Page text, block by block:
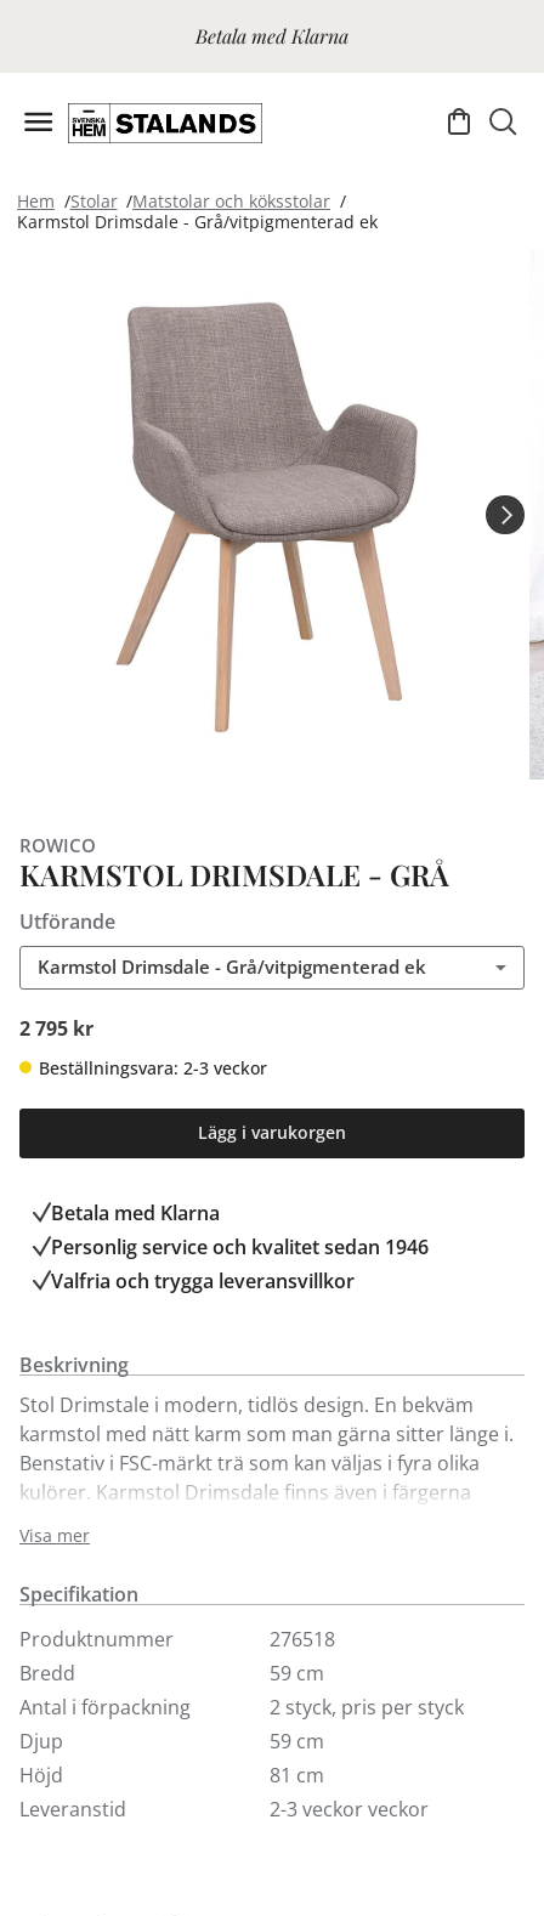
Betala med Klarna
Hem Stolar
Matstolar och köksstolar
Karmstol Drimsdale - Grå/vitpigmenterad ek
ROWICO
KARMSTOL DRIMSDALE - GRÅ
Utförande
Karmstol Drimsdale - Grå/vitpigmenterad ek
2 795 kr
Beställningsvara: 2-3 veckor
Lägg i varukorgen
Betala med Klarna
Personlig service och kvalitet sedan 1946
Valfria och trygga leveransvillkor
Beskrivning
Stol Drimstale i modern, tidlös design. En bekväm
karmstol med nätt karm som man gärna sitter länge i.
Benstativ i FSC-märkt trä som kan väljas i fyra olika
kulörer. Karmstol Drimsdale finns även i färgerna
Säljs i 2-pack (pris/st).
Visa mer
Specifikation
Produktnummer
276518
Bredd
59 cm
Antal i förpackning
2 styck, pris per styck
Djup
59 cm
Höjd
81 cm
Leveranstid
2-3 veckor veckor